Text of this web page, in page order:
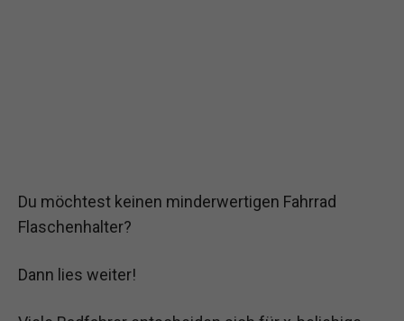
Du möchtest keinen minderwertigen Fahrrad
Flaschenhalter?
Dann lies weiter!